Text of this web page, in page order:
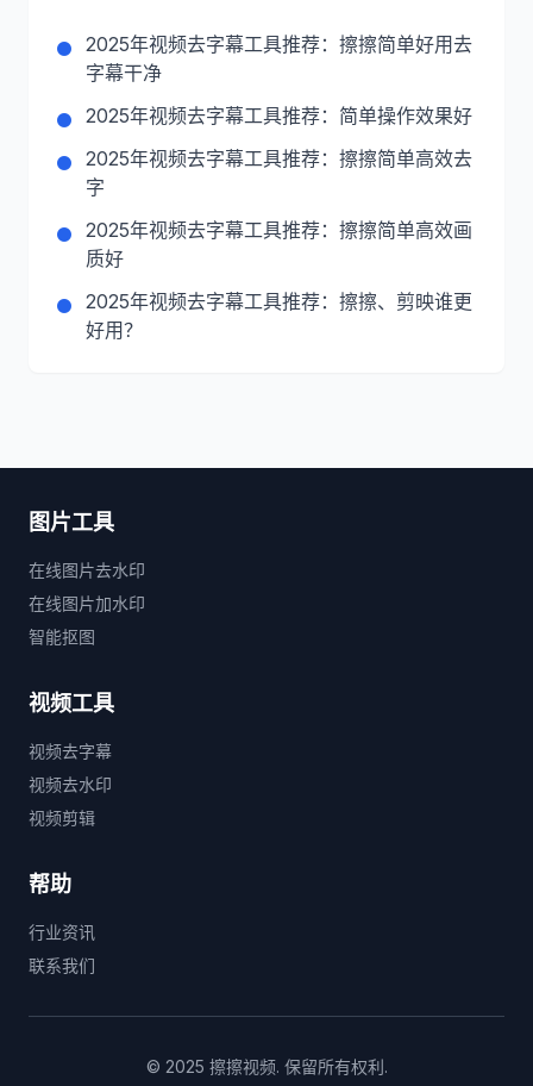
2025年视频去字幕工具推荐：擦擦简单好用去
字幕干净
2025年视频去字幕工具推荐：简单操作效果好
2025年视频去字幕工具推荐：擦擦简单高效去
字
2025年视频去字幕工具推荐：擦擦简单高效画
质好
2025年视频去字幕工具推荐：擦擦、剪映谁更
好用？
图片工具
在线图片去水印
在线图片加水印
智能抠图
视频工具
视频去字幕
视频去水印
视频剪辑
帮助
行业资讯
联系我们
© 2025 擦擦视频. 保留所有权利.